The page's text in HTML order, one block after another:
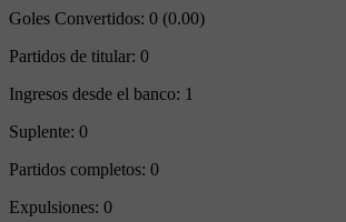
Goles Convertidos: 0 (0.00)
Partidos de titular: 0
Ingresos desde el banco: 1
Suplente: 0
Partidos completos: 0
Expulsiones: 0